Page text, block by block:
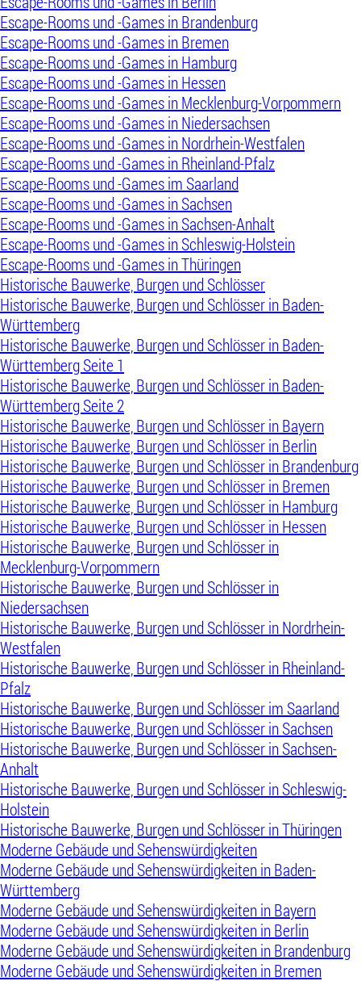
Escape-Rooms und -Games in Brandenburg
Escape-Rooms und -Games in Bremen
Escape-Rooms und -Games in Hamburg
Escape-Rooms und -Games in Hessen
Escape-Rooms und -Games in Mecklenburg-Vorpommern
Escape-Rooms und -Games in Niedersachsen
Escape-Rooms und -Games in Nordrhein-Westfalen
Escape-Rooms und -Games in Rheinland-Pfalz
Escape-Rooms und -Games im Saarland
Escape-Rooms und -Games in Sachsen
Escape-Rooms und -Games in Sachsen-Anhalt
Escape-Rooms und -Games in Schleswig-Holstein
Escape-Rooms und -Games in Thüringen
Historische Bauwerke, Burgen und Schlösser
Historische Bauwerke, Burgen und Schlösser in Baden-
Württemberg
Historische Bauwerke, Burgen und Schlösser in Baden-
Württemberg Seite 1
Historische Bauwerke, Burgen und Schlösser in Baden-
Württemberg Seite 2
Historische Bauwerke, Burgen und Schlösser in Bayern
Historische Bauwerke, Burgen und Schlösser in Berlin
Historische Bauwerke, Burgen und Schlösser in Brandenburg
Historische Bauwerke, Burgen und Schlösser in Bremen
Historische Bauwerke, Burgen und Schlösser in Hamburg
Historische Bauwerke, Burgen und Schlösser in Hessen
Historische Bauwerke, Burgen und Schlösser in
Mecklenburg-Vorpommern
Historische Bauwerke, Burgen und Schlösser in
Niedersachsen
Historische Bauwerke, Burgen und Schlösser in Nordrhein-
Westfalen
Historische Bauwerke, Burgen und Schlösser in Rheinland-
Pfalz
Historische Bauwerke, Burgen und Schlösser im Saarland
Historische Bauwerke, Burgen und Schlösser in Sachsen
Historische Bauwerke, Burgen und Schlösser in Sachsen-
Anhalt
Historische Bauwerke, Burgen und Schlösser in Schleswig-
Holstein
Historische Bauwerke, Burgen und Schlösser in Thüringen
Moderne Gebäude und Sehenswürdigkeiten
Moderne Gebäude und Sehenswürdigkeiten in Baden-
Württemberg
Moderne Gebäude und Sehenswürdigkeiten in Bayern
Moderne Gebäude und Sehenswürdigkeiten in Berlin
Moderne Gebäude und Sehenswürdigkeiten in Brandenburg
Moderne Gebäude und Sehenswürdigkeiten in Bremen